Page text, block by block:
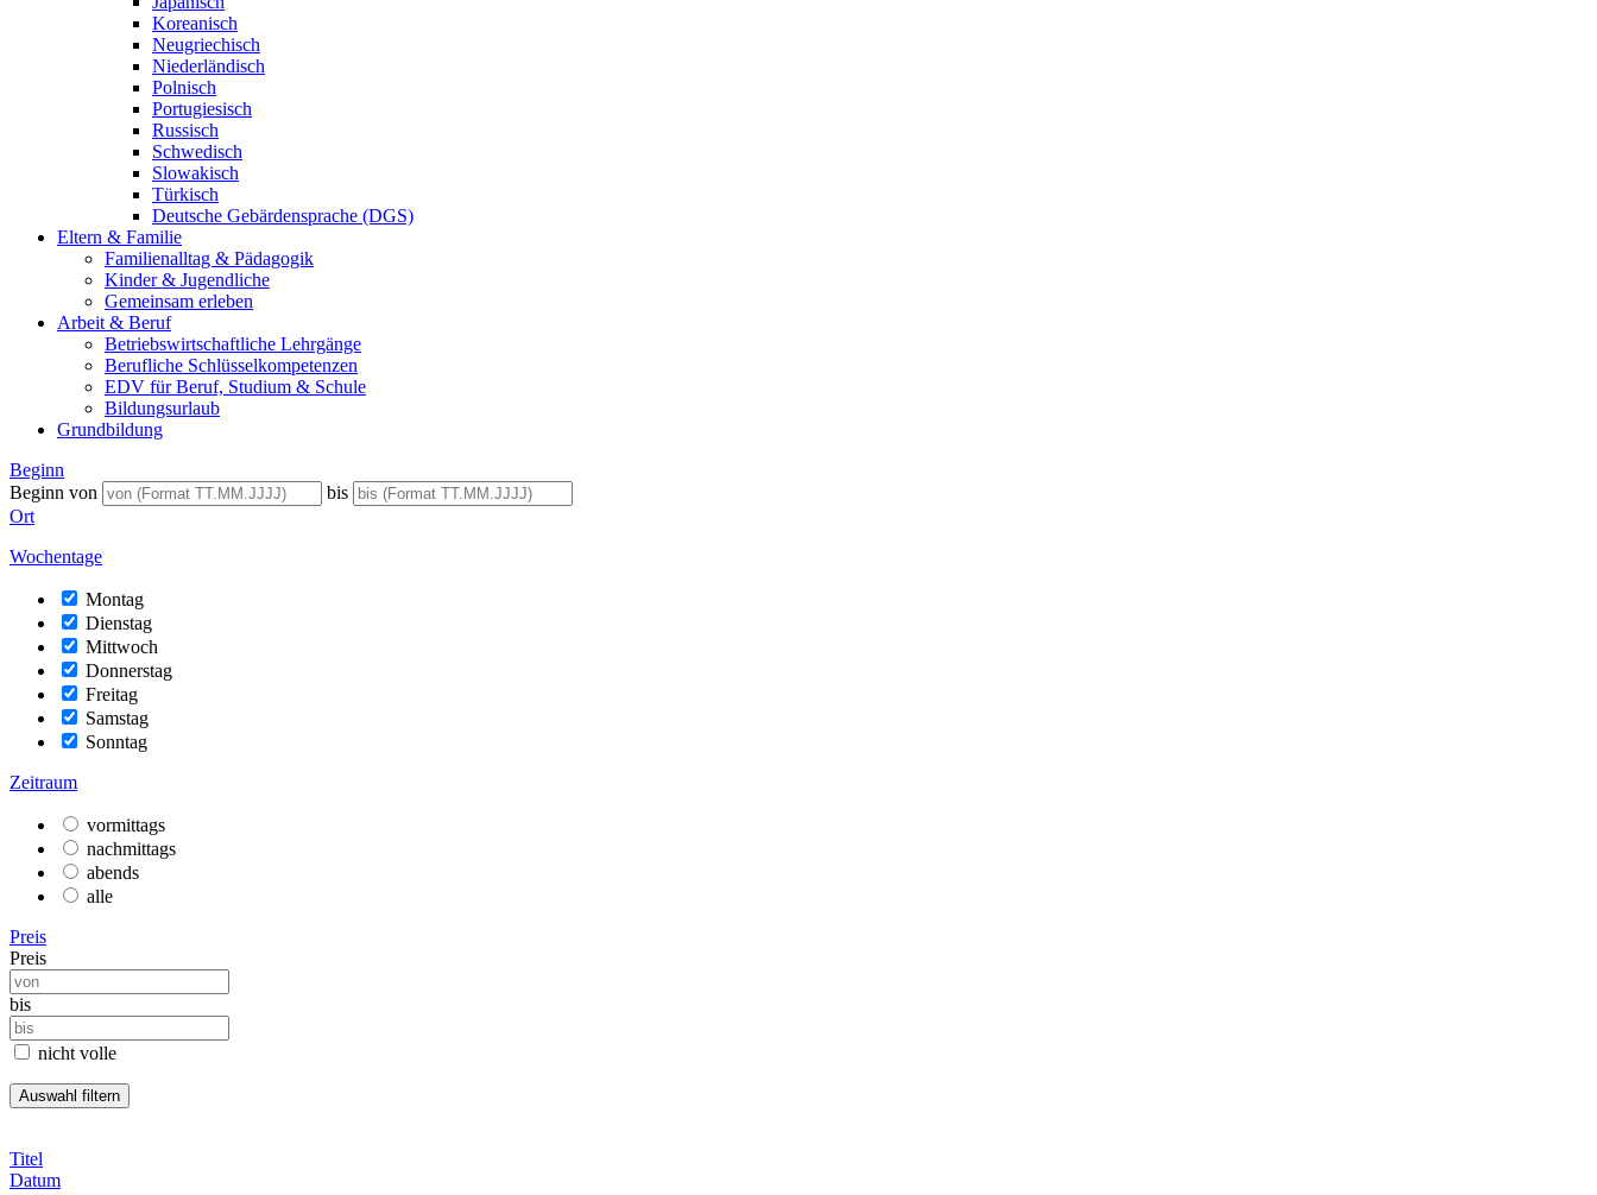
Koreanisch
Neugriechisch
Niederländisch
Polnisch
Portugiesisch
Russisch
Schwedisch
Slowakisch
Türkisch
Deutsche Gebärdensprache (DGS)
Eltern & Familie
Familienalltag & Pädagogik
Kinder & Jugendliche
Gemeinsam erleben
Arbeit & Beruf
Betriebswirtschaftliche Lehrgänge
Berufliche Schlüsselkompetenzen
EDV für Beruf, Studium & Schule
Bildungsurlaub
Grundbildung
Beginn
Beginn von
bis
Ort
Wochentage
Montag
Dienstag
Mittwoch
Donnerstag
Freitag
Samstag
Sonntag
Zeitraum
vormittags
nachmittags
abends
alle
Preis
Preis
bis
nicht volle
Titel
Datum